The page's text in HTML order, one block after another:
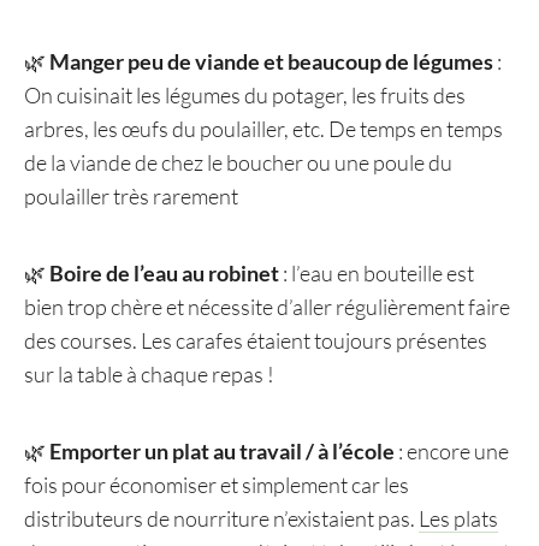
🌿 Manger peu de viande et beaucoup de légumes:
On cuisinait les légumes du potager, les fruits des
arbres, les œufs du poulailler, etc. De temps en temps
de la viande de chez le boucher ou une poule du
poulailler très rarement
🌿 Boire de l’eau au robinet: l’eau en bouteille est
bien trop chère et nécessite d’aller régulièrement faire
des courses. Les carafes étaient toujours présentes
sur la table à chaque repas !
🌿 Emporter un plat au travail / à l’école : encore une
fois pour économiser et simplement car les
distributeurs de nourriture n’existaient pas. Les plats